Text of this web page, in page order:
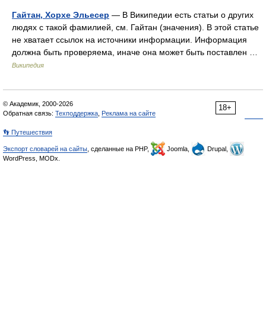
Гайтан, Хорхе Эльесер — В Википедии есть статьи о других
людях с такой фамилией, см. Гайтан (значения). В этой статье
не хватает ссылок на источники информации. Информация
должна быть проверяема, иначе она может быть поставлен …
Википедия
18+
© Академик, 2000-2026
Обратная связь: Техподдержка Реклама на сайте
👣 Путешествия
Экспорт словарей на сайты , сделанные на PHP, Joomla,
Drupal,
WordPress, MODx.